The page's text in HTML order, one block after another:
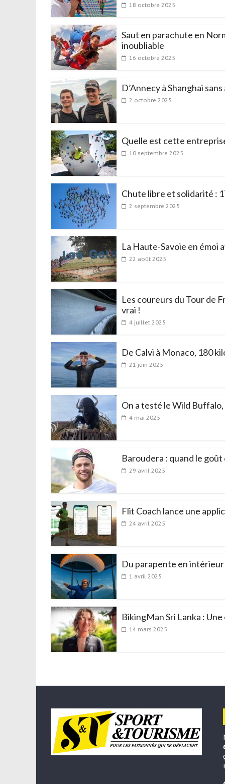
18 octobre 2025
Saut en parachute en
inoubliable
16 octobre 2025
D’Annecy à Shanghai
2 octobre 2025
Quelle est cette
10 septembre 2025
Chute libre et solidarité :
2 septembre 2025
La Haute-Savoie en émoi
22 août 2025
Les coureurs du Tour de
vrai !
4 juillet 2025
De Calvi à Monaco, 180
21 juin 2025
On a testé le Wild
4 mai 2025
Baroudera : quand le
29 avril 2025
Flit Coach lance une
24 avril 2025
Du parapente en
1 avril 2025
BikingMan Sri Lanka :
14 mars 2025